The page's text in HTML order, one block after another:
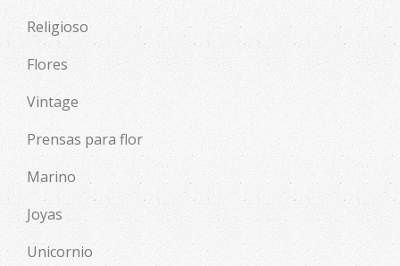
Religioso
Flores
Vintage
Prensas para flor
Marino
Joyas
Unicornio